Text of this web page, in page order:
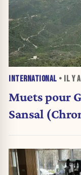
INTERNATIONAL • IL Y A
Muets pour
Sansal